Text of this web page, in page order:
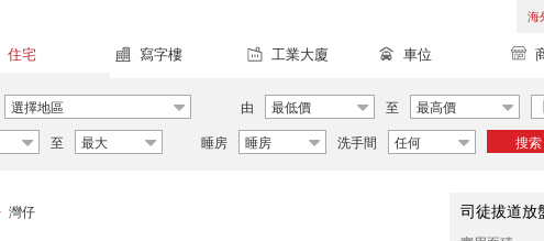
海
住宅 寫字樓 工業大廈 車位
選擇地區 由 最低價 至 最高價
至 最大 睡房 睡房 洗手間 任何 搜索
灣仔 司徒拔道放